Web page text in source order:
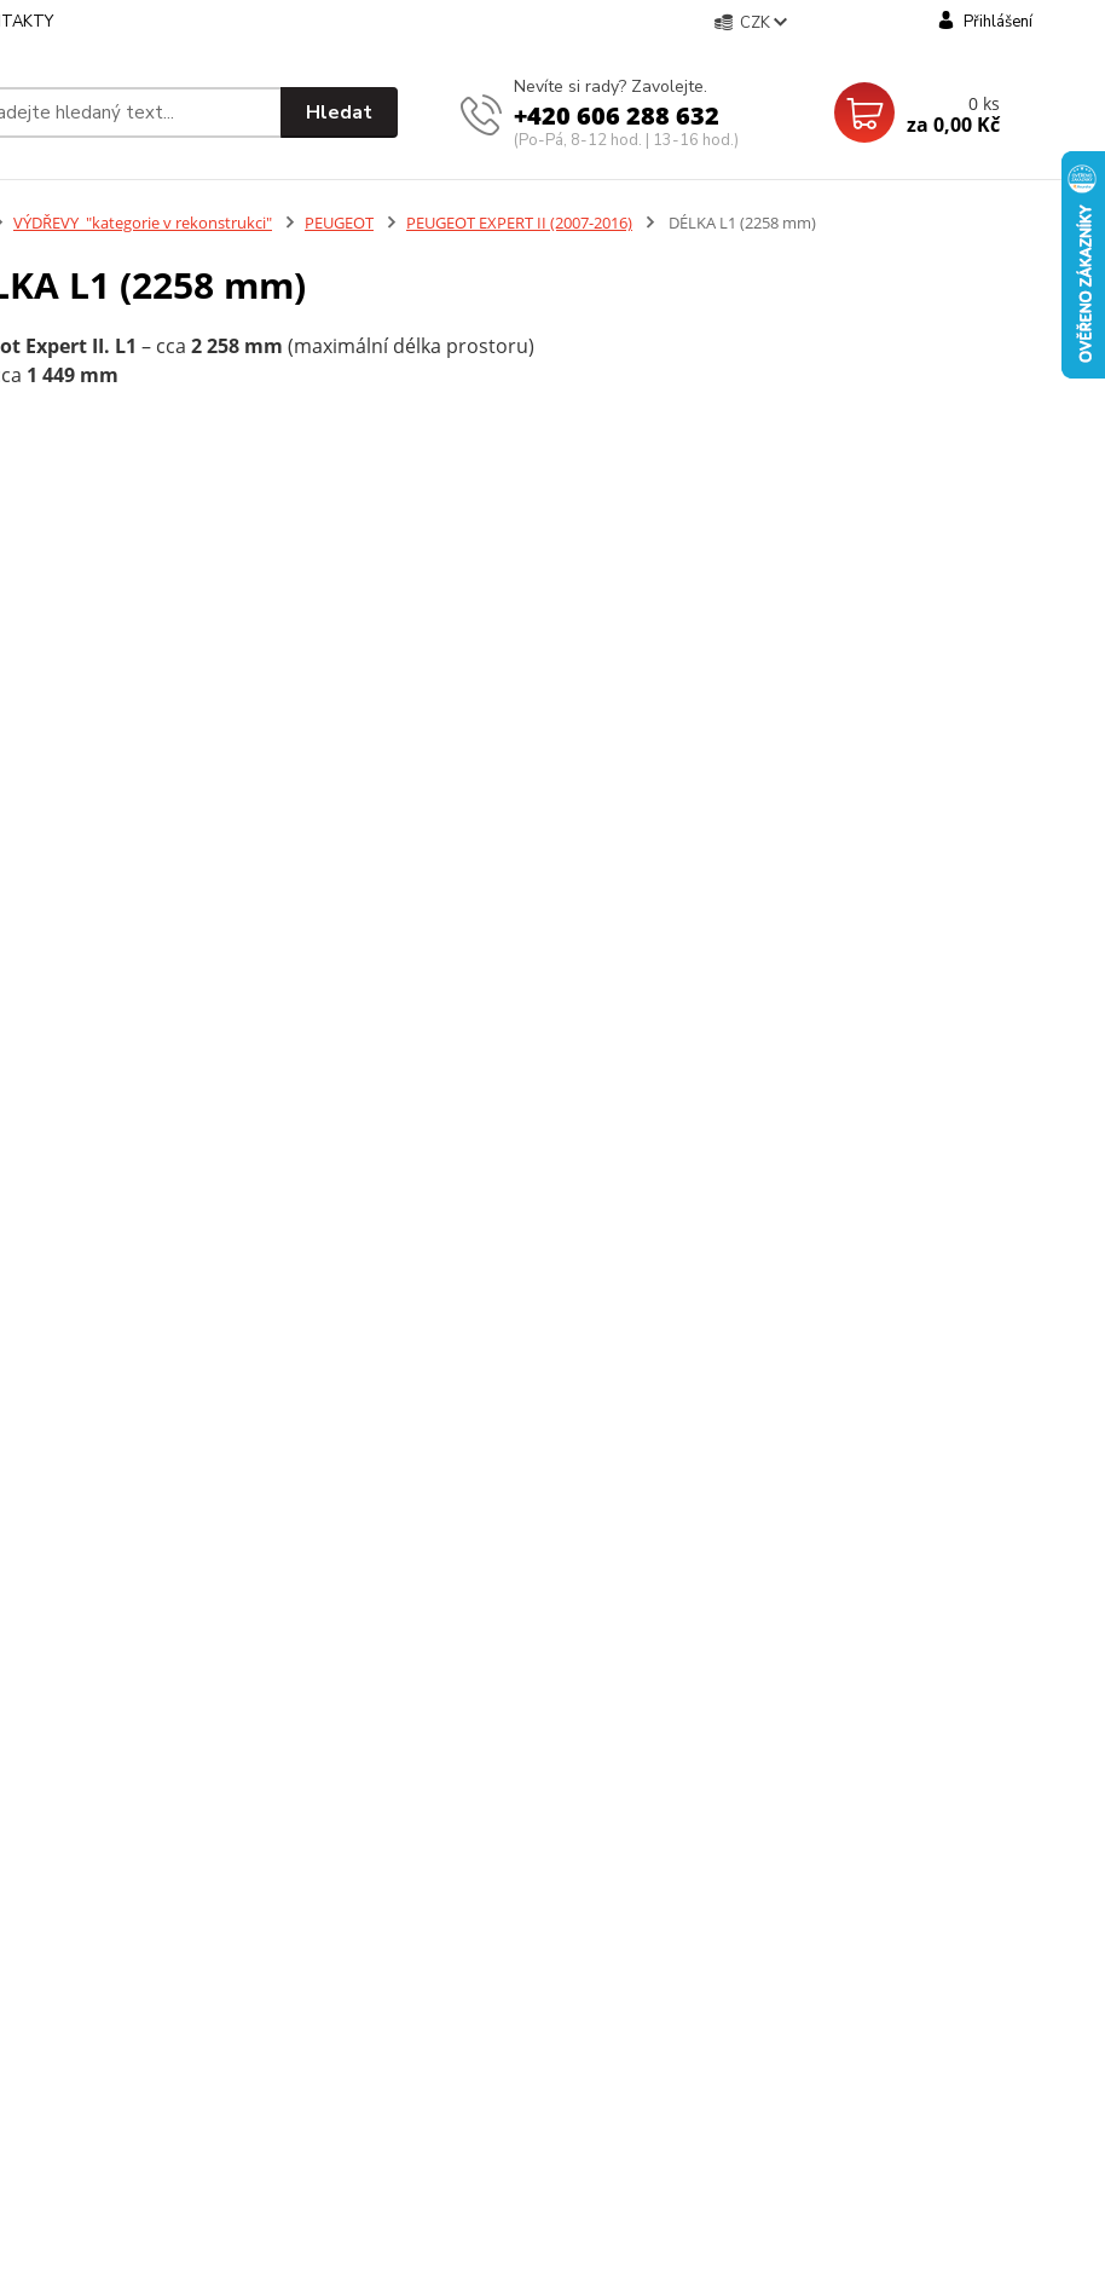
CZK Přihlášení
Hledat
Nevíte si rady? Zavolejte.
+420 606 288 632
(Po-Pá, 8-12 hod. | 13-16 hod.)
0 ks
za 0,00 Kč
VÝDŘEVY_"kategorie v rekonstrukci" PEUGEOT PEUGEOT EXPERT II (2007-2016) DÉLKA L1 (2258 mm)
L1 (2258 mm)
Expert II. L1 – cca 2 258 mm (maximální délka prostoru)
1 449 mm